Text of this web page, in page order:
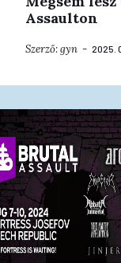
Assaulton
Szerző:gyn 2025.